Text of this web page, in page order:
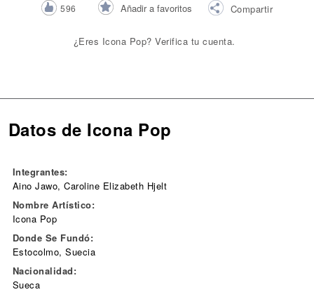
596 Añadir a favoritos Compartir
¿Eres Icona Pop? Verifica tu cuenta.
Datos de Icona Pop
Integrantes:
Aino Jawo, Caroline Elizabeth Hjelt
Nombre Artístico:
Icona Pop
Donde Se Fundó:
Estocolmo, Suecia
Nacionalidad:
Sueca